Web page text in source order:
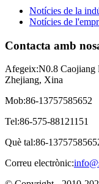
Notícies de la
Notícies de
Contacta amb
Afegeix:N0.8 Caojiang
Zhejiang, Xina
Mob:86-13757585652
Tel:86-575-88121151
Què tal:86-
Correu electrònic: